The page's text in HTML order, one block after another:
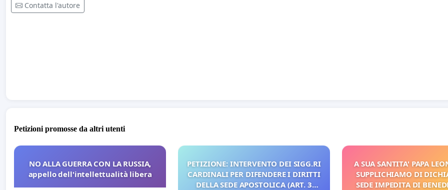
Contatta l'autore
Petizioni promosse da altri utenti
NO ALLA GUERRA CON LA RUSSIA,
appello dell'intellettualità libera
PETIZIONE: INTERVENTO DEI SIGG.RI
CARDINALI PER DIFENDERE I DIRITTI
DELLA SEDE APOSTOLICA (ART. 3
A SUA SANTITA' PAPA
SUPPLICHIAMO DI
SEDE IMPEDITA DI